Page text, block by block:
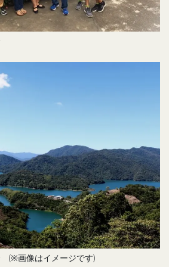
(※画像はイメージです)